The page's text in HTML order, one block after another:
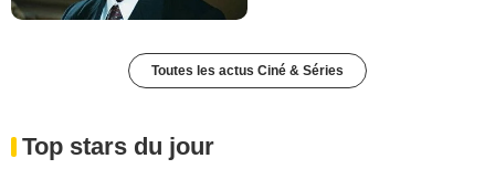
Toutes les actus Ciné & Séries
Top stars du jour